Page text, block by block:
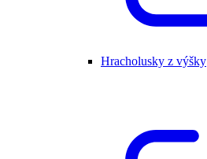
Hracholusky z výšky